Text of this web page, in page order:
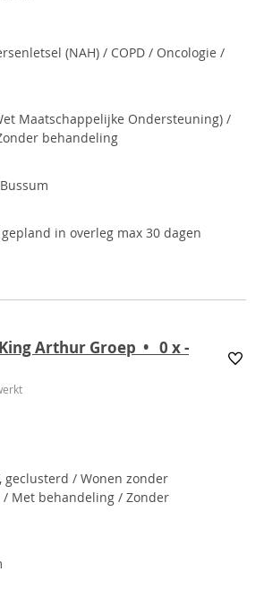
(NAH) / COPD / Oncologie /
Maatschappelijke Ondersteuning) /
behandeling
in overleg max 30 dagen
Arthur Groep • 0 x-
geclusterd / Wonen zonder
Met behandeling / Zonder